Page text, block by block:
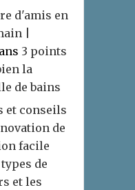
d'amis en
|
3 points
la
de bains
et conseils
de
facile
de
et les